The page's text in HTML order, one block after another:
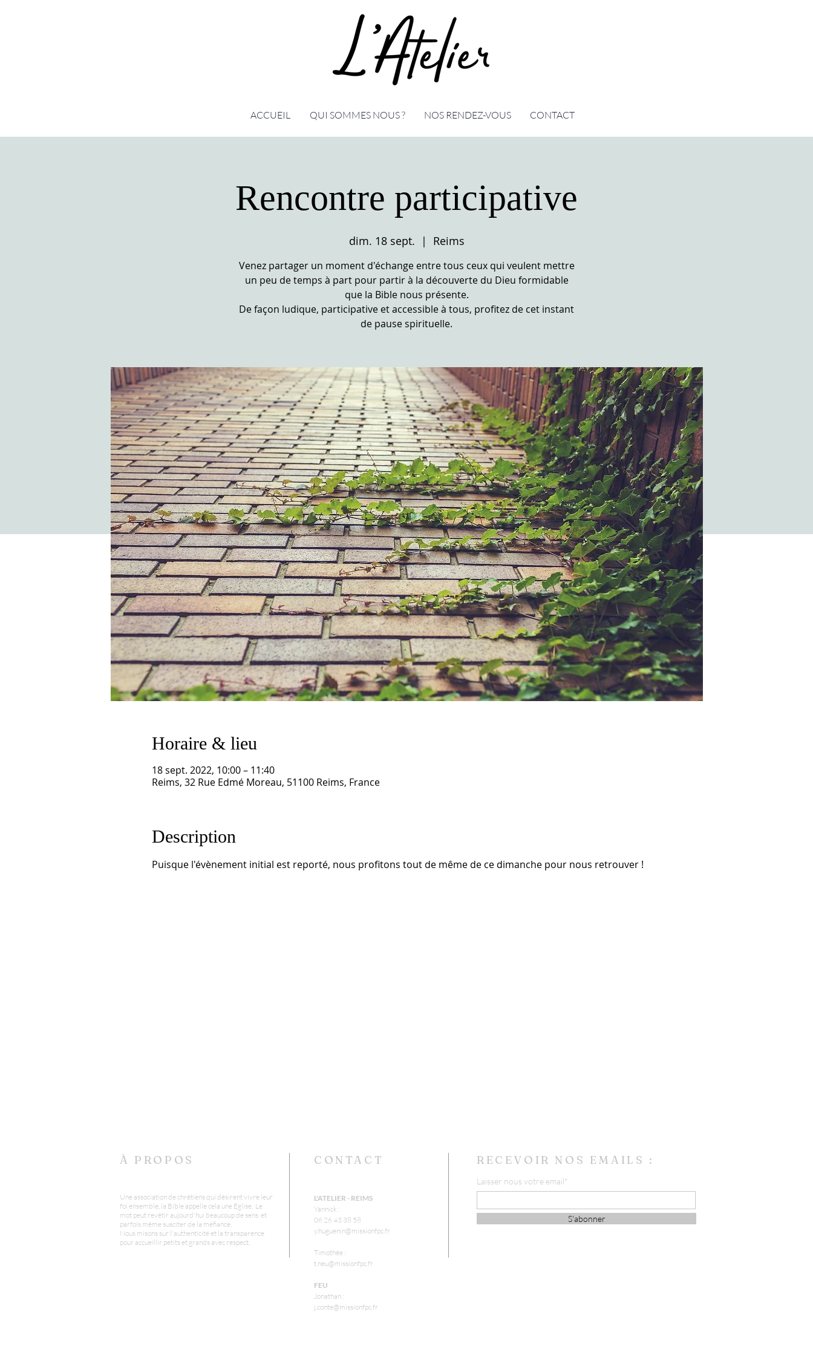
ACCUEIL QUI SOMMES NOUS ? NOS RENDEZ-VOUS CONTACT
Rencontre participative
dim. 18 sept.
  |
Reims
Venez partager un moment d'échange entre tous ceux qui veulent mettre
un peu de temps à part pour partir à la découverte du Dieu formidable
que la Bible nous présente.
De façon ludique, participative et accessible à tous, profitez de cet instant
de pause spirituelle.
Horaire & lieu
18 sept. 2022, 10:00 – 11:40
Reims, 32 Rue Edmé Moreau, 51100 Reims, France
Description
Puisque l'évènement initial est reporté, nous profitons tout de même de ce dimanche pour nous retrouver !
À PROPOS
Une association de chrétiens qui désirent vivre leur
foi ensemble, la Bible appelle cela une Eglise. Le
mot peut revêtir aujourd'hui beaucoup de sens et
parfois même susciter de la méfiance.
Nous misons sur l'authenticité et la transparence
pour accueillir petits et grands avec respect.
CONTACT
L'ATELIER - REIMS
Yannick :
06 26 43 38 58
y.huguenin@missionfpc.fr
Timothée :
t.neu@missionfpc.fr
FEU
Jonathan :
j.conte@missionfpc.fr
RECEVOIR NOS EMAILS :
Laisser nous votre email*
S'abonner